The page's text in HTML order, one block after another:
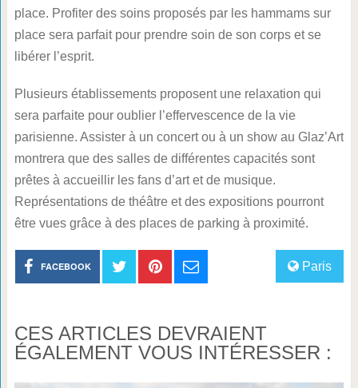
place. Profiter des soins proposés par les hammams sur
place sera parfait pour prendre soin de son corps et se
libérer l’esprit.
Plusieurs établissements proposent une relaxation qui
sera parfaite pour oublier l’effervescence de la vie
parisienne. Assister à un concert ou à un show au Glaz’Art
montrera que des salles de différentes capacités sont
prêtes à accueillir les fans d’art et de musique.
Représentations de théâtre et des expositions pourront
être vues grâce à des places de parking à proximité.
Paris
FACEBOOK
CES ARTICLES DEVRAIENT
ÉGALEMENT VOUS INTÉRESSER :